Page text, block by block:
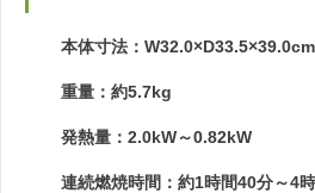
本体寸法：W32.0×D33.5×39.0cm
重量：約5.7kg
発熱量：2.0kW～0.82kW
連続燃焼時間：約1時間40分～4